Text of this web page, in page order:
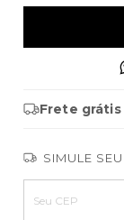
Frete grátis
SIMULE
Entregas para o